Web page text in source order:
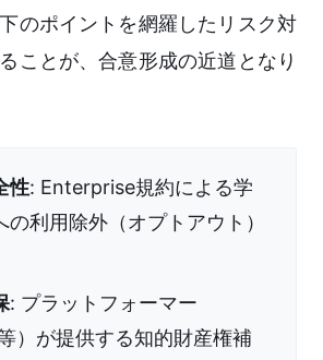
のポイントを網羅したリスク対
ことが、合意形成の近道となり
性: Enterprise規約による学
の利用除外（オプトアウト）
: プラットフォーマー
）が提供する知的財産権補